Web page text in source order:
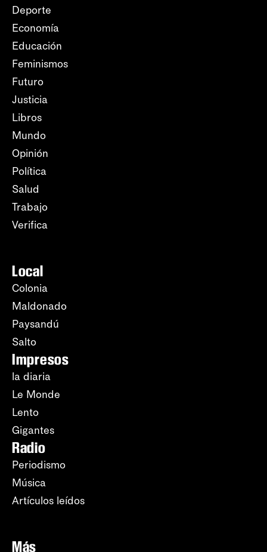
Deporte
Economía
Educación
Feminismos
Futuro
Justicia
Libros
Mundo
Opinión
Política
Salud
Trabajo
Verifica
Local
Colonia
Maldonado
Paysandú
Salto
Impresos
la diaria
Le Monde
Lento
Gigantes
Radio
Periodismo
Música
Artículos leídos
Más